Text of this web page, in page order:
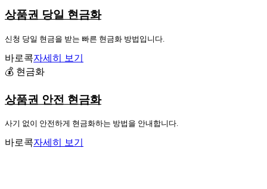
상품권 당일 현금화
신청 당일 현금을 받는 빠른 현금화 방법입니다.
바로콕자세히 보기
💰 현금화
상품권 안전 현금화
사기 없이 안전하게 현금화하는 방법을 안내합니다.
바로콕자세히 보기